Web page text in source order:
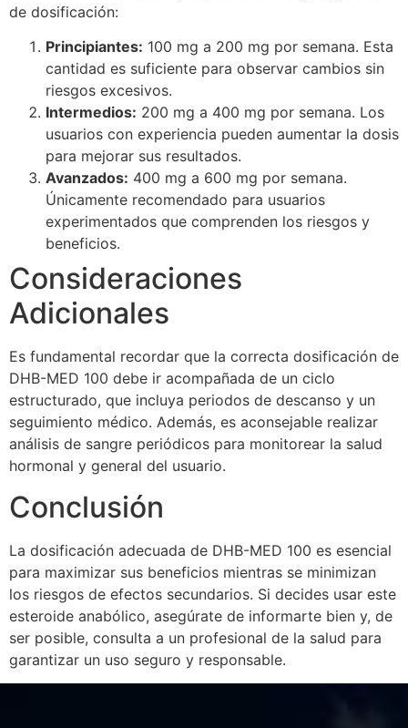
de dosificación:
Principiantes: 100 mg a 200 mg por semana. Esta
cantidad es suficiente para observar cambios sin
riesgos excesivos.
Intermedios: 200 mg a 400 mg por semana. Los
usuarios con experiencia pueden aumentar la dosis
para mejorar sus resultados.
Avanzados: 400 mg a 600 mg por semana.
Únicamente recomendado para usuarios
experimentados que comprenden los riesgos y
beneficios.
Consideraciones
Adicionales
Es fundamental recordar que la correcta dosificación de
DHB-MED 100 debe ir acompañada de un ciclo
estructurado, que incluya periodos de descanso y un
seguimiento médico. Además, es aconsejable realizar
análisis de sangre periódicos para monitorear la salud
hormonal y general del usuario.
Conclusión
La dosificación adecuada de DHB-MED 100 es esencial
para maximizar sus beneficios mientras se minimizan
los riesgos de efectos secundarios. Si decides usar este
esteroide anabólico, asegúrate de informarte bien y, de
ser posible, consulta a un profesional de la salud para
garantizar un uso seguro y responsable.